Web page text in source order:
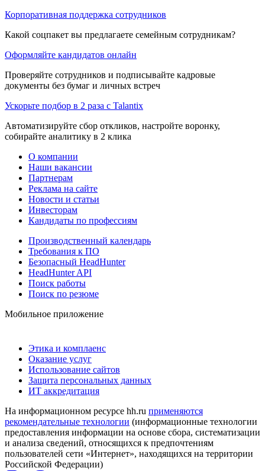
Корпоративная поддержка сотрудников
Какой соцпакет вы предлагаете семейным сотрудникам?
Оформляйте кандидатов онлайн
Проверяйте сотрудников и подписывайте кадровые
документы без бумаг и личных встреч
Ускорьте подбор в 2 раза с Talantix
Автоматизируйте сбор откликов, настройте воронку,
собирайте аналитику в 2 клика
О компании
Наши вакансии
Партнерам
Реклама на сайте
Новости и статьи
Инвесторам
Кандидаты по профессиям
Производственный календарь
Требования к ПО
Безопасный HeadHunter
HeadHunter API
Поиск работы
Поиск по резюме
Мобильное приложение
Этика и комплаенс
Оказание услуг
Использование сайтов
Защита персональных данных
ИТ аккредитация
На информационном ресурсе hh.ru применяются
рекомендательные технологии (информационные технологии
предоставления информации на основе сбора, систематизации
и анализа сведений, относящихся к предпочтениям
пользователей сети «Интернет», находящихся на территории
Российской Федерации)